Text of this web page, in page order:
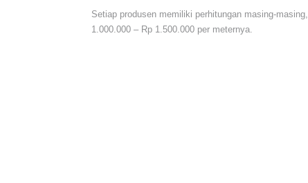
Setiap produsen memiliki perhitungan masing-
1.000.000 – Rp 1.500.000 per meternya.